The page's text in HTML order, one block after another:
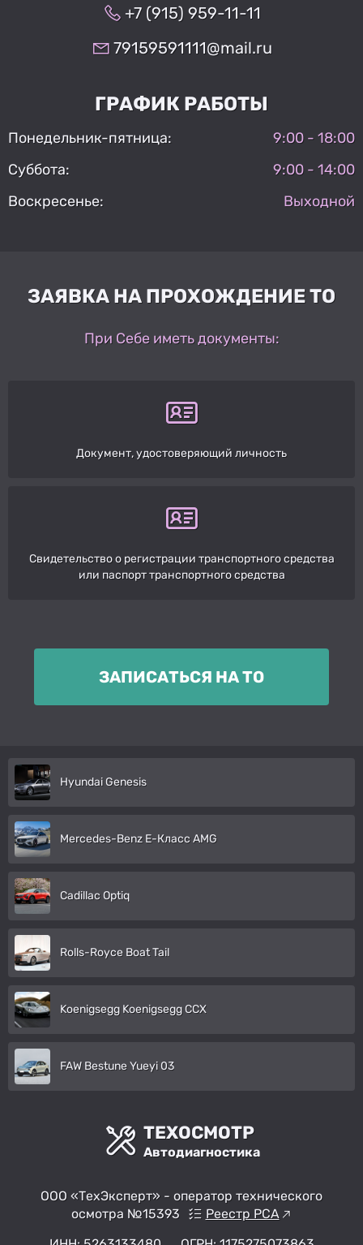
+7 (915) 959-11-11
79159591111@mail.ru
ГРАФИК РАБОТЫ
Понедельник-пятница:
9:00 - 18:00
Суббота:
9:00 - 14:00
Воскресенье:
Выходной
ЗАЯВКА НА ПРОХОЖДЕНИЕ ТО
При Себе иметь документы:
Документ, удостоверяющий личность
Свидетельство о регистрации транспортного средства
или паспорт транспортного средства
ЗАПИСАТЬСЯ НА ТО
Hyundai Genesis
Mercedes-Benz E-Класс AMG
Cadillac Optiq
Rolls-Royce Boat Tail
Koenigsegg Koenigsegg CCX
FAW Bestune Yueyi 03
ТЕХОСМОТР
Автодиагностика
ООО «ТехЭксперт» - оператор технического
осмотра №15393
Реестр РСА